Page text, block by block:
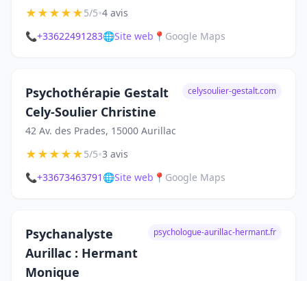
★★★★★5/5•4 avis
📞+33622491283🌐Site web 📍 Google Maps
Psychothérapie Gestalt
Cely-Soulier Christine
42 Av. des Prades, 15000 Aurillac
celysoulier-gestalt.com
★★★★★5/5•3 avis
📞+33673463791 🌐Site web 📍 Google Maps
Psychanalyste
Aurillac : Hermant
Monique
psychologue-aurillac-hermant.fr